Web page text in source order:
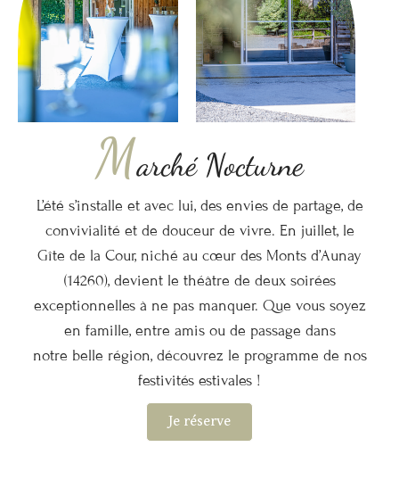
Marché Nocturne
L’été s’installe et avec lui, des envies de partage, de
convivialité et de douceur de vivre. En juillet, le
Gîte de la Cour, niché au cœur des Monts d’Aunay
(14260), devient le théâtre de deux soirées
exceptionnelles à ne pas manquer. Que vous soyez
en famille, entre amis ou de passage dans
notre belle région, découvrez le programme de nos
festivités estivales !
Je réserve